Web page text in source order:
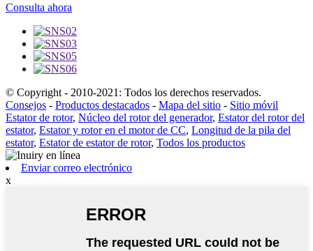
Consulta ahora
© Copyright - 2010-2021: Todos los derechos reservados.
Consejos - Productos destacados - Mapa del sitio - Sitio móvil
Estator de rotor, Núcleo del rotor del generador, Estator del rotor del
estator, Estator y rotor en el motor de CC, Longitud de la pila del
estator, Estator de estator de rotor, Todos los productos
Enviar correo electrónico
x